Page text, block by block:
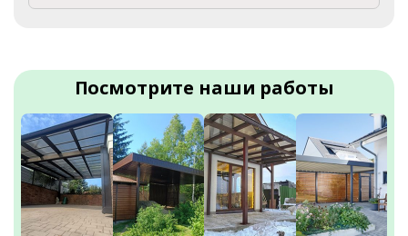
Посмотрите наши работы